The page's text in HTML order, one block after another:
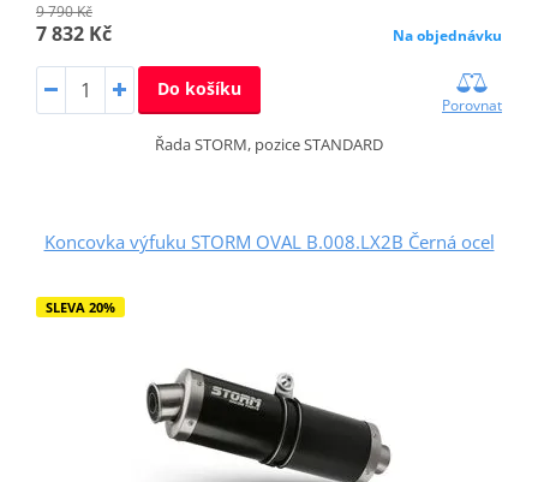
9 790 Kč
7 832 Kč Na objednávku
Do košíku
Porovnat
Řada STORM, pozice STANDARD
Koncovka výfuku STORM OVAL B.008.LX2B Černá ocel
SLEVA 20%